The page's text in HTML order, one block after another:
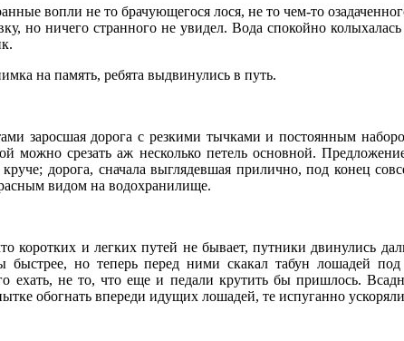
вопли не то брачующегося лося, не то чем-то
но ничего странного не увидел. Вода спокойно
на память, ребята выдвинулись в путь.
заросшая дорога с резкими тычками и постоянным
можно срезать аж несколько петель основной.
дорога, сначала выглядевшая прилично, под конец
видом на водохранилище.
коротких и легких путей не бывает, путники двинулись
но теперь перед ними скакал табун лошадей
ехать, не то, что еще и педали крутить бы пришлось.
обогнать впереди идущих лошадей, те испуганно